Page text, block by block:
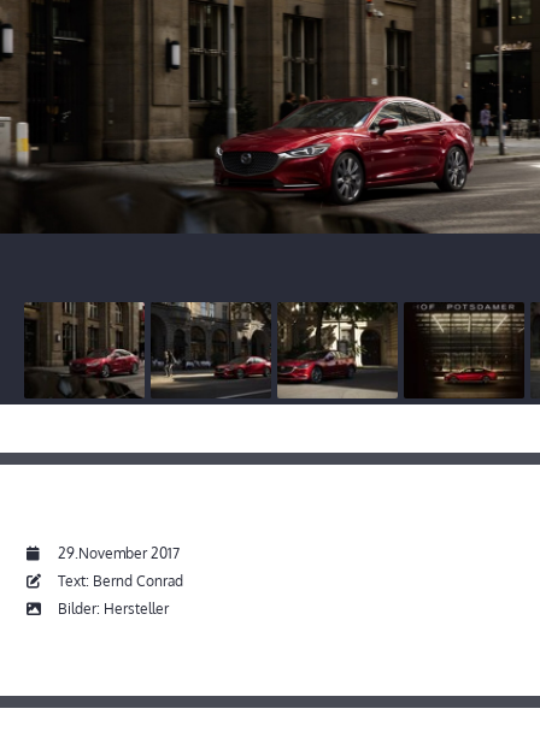
29.November 2017
Text: Bernd Conrad
Bilder: Hersteller